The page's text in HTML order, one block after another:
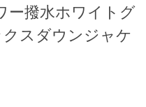
ー撥水ホワイトグ
スダウンジャケ